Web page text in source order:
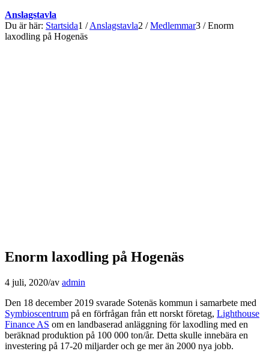
Anslagstavla
Du är här: Startsida1 / Anslagstavla2 / Medlemmar3 / Enorm
laxodling på Hogenäs
Enorm laxodling på Hogenäs
4 juli, 2020/av admin
Den 18 december 2019 svarade Sotenäs kommun i samarbete med
Symbioscentrum på en förfrågan från ett norskt företag, Lighthouse
Finance AS om en landbaserad anläggning för laxodling med en
beräknad produktion på 100 000 ton/år. Detta skulle innebära en
investering på 17-20 miljarder och ge mer än 2000 nya jobb.